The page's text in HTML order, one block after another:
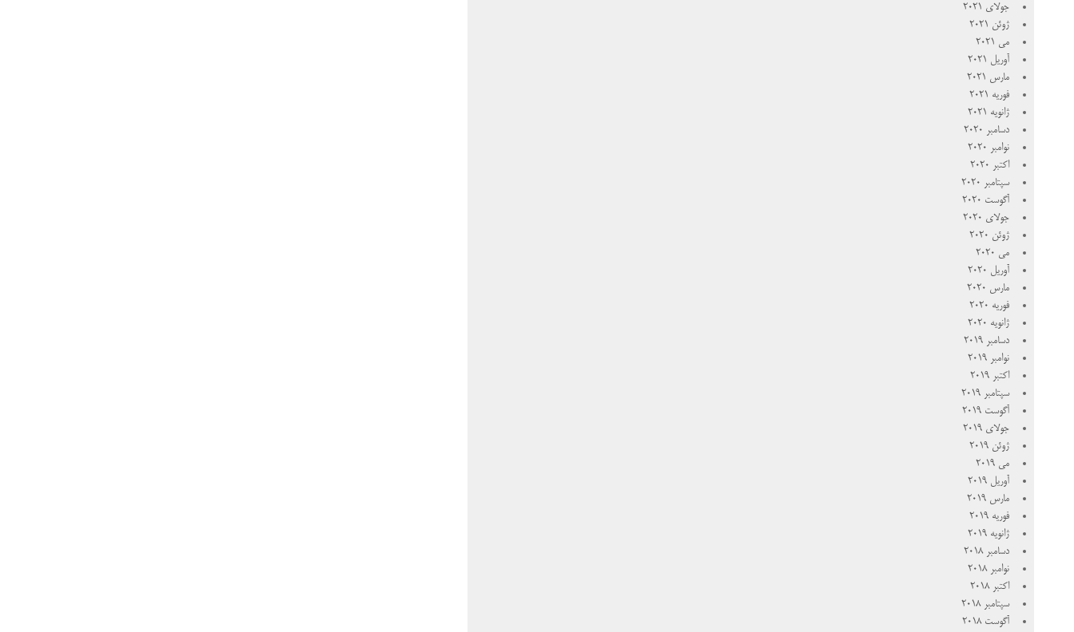
جولای 2021
ژوئن 2021
می 2021
آوریل 2021
مارس 2021
فوریه 2021
ژانویه 2021
دسامبر 2020
نوامبر 2020
اکتبر 2020
سپتامبر 2020
آگوست 2020
جولای 2020
ژوئن 2020
می 2020
آوریل 2020
مارس 2020
فوریه 2020
ژانویه 2020
دسامبر 2019
نوامبر 2019
اکتبر 2019
سپتامبر 2019
آگوست 2019
جولای 2019
ژوئن 2019
می 2019
آوریل 2019
مارس 2019
فوریه 2019
ژانویه 2019
دسامبر 2018
نوامبر 2018
اکتبر 2018
سپتامبر 2018
آگوست 2018